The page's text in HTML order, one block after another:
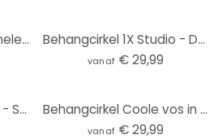
Behangcirkel Wandpanelen met houtlook - vliesbehang/zelfklevend vliesbehang Behangcirkel 1X Studio - Duinen - vliesbehang/zelfklevend vliesbehang
vanaf € 29,99
Behangcirkel Kikki Belle - Searching in the Jungle - vliesbehang/zelfklevend vliesbehang Behangcirkel Coole vos in een pak - Magnusson - vliesbehang/zelfklevend vliesbehang
vanaf € 29,99